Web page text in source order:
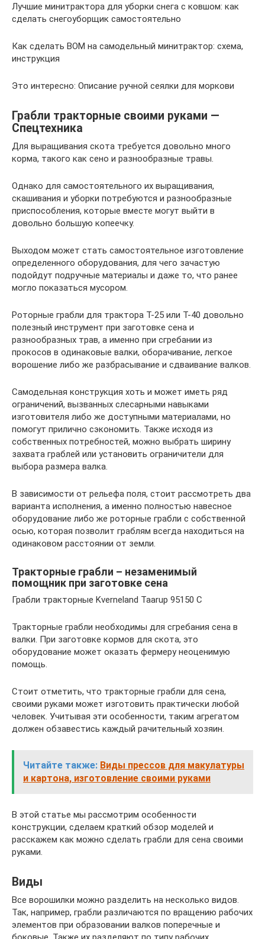
Лучшие минитрактора для уборки снега с ковшом: как
сделать снегоуборщик самостоятельно
Как сделать ВОМ на самодельный минитрактор: схема,
инструкция
Это интересно: Описание ручной сеялки для моркови
Грабли тракторные своими руками —
Спецтехника
Для выращивания скота требуется довольно много
корма, такого как сено и разнообразные травы.
Однако для самостоятельного их выращивания,
скашивания и уборки потребуются и разнообразные
приспособления, которые вместе могут выйти в
довольно большую копеечку.
Выходом может стать самостоятельное изготовление
определенного оборудования, для чего зачастую
подойдут подручные материалы и даже то, что ранее
могло показаться мусором.
Роторные грабли для трактора Т-25 или Т-40 довольно
полезный инструмент при заготовке сена и
разнообразных трав, а именно при сгребании из
прокосов в одинаковые валки, оборачивание, легкое
ворошение либо же разбрасывание и сдваивание валков.
Самодельная конструкция хоть и может иметь ряд
ограничений, вызванных слесарными навыками
изготовителя либо же доступными материалами, но
помогут прилично сэкономить. Также исходя из
собственных потребностей, можно выбрать ширину
захвата граблей или установить ограничители для
выбора размера валка.
В зависимости от рельефа поля, стоит рассмотреть два
варианта исполнения, а именно полностью навесное
оборудование либо же роторные грабли с собственной
осью, которая позволит граблям всегда находиться на
одинаковом расстоянии от земли.
Тракторные грабли – незаменимый
помощник при заготовке сена
Грабли тракторные Kverneland Taarup 95150 C
Тракторные грабли необходимы для сгребания сена в
валки. При заготовке кормов для скота, это
оборудование может оказать фермеру неоценимую
помощь.
Стоит отметить, что тракторные грабли для сена,
своими руками может изготовить практически любой
человек. Учитывая эти особенности, таким агрегатом
должен обзавестись каждый рачительный хозяин.
Читайте также: Виды прессов для макулатуры
и картона, изготовление своими руками
В этой статье мы рассмотрим особенности
конструкции, сделаем краткий обзор моделей и
расскажем как можно сделать грабли для сена своими
руками.
Виды
Все ворошилки можно разделить на несколько видов.
Так, например, грабли различаются по вращению рабочих
элементов при образовании валков поперечные и